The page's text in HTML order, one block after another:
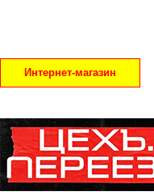
Интернет-магазин